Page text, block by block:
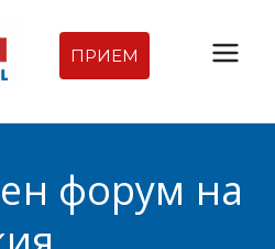
Междуна
родна
гимназия
ПРИЕМ
форум на